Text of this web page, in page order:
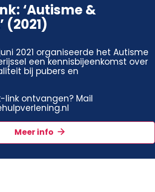
‘Autisme &
(2021)
2021 organiseerde het Autisme
een kennisbijeenkomst over
bij pubers en
link ontvangen? Mail
Meer info